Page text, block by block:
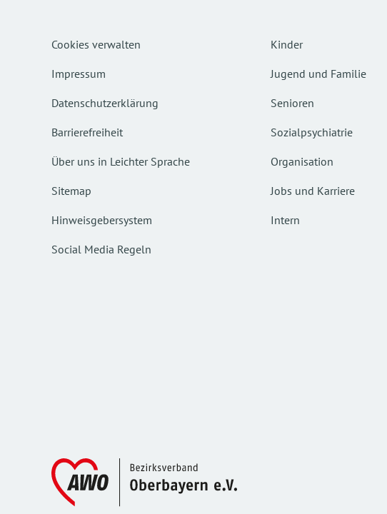
Cookies verwalten
Impressum
Datenschutzerklärung
Barrierefreiheit
Über uns in Leichter Sprache
Sitemap
Hinweisgebersystem
Social Media Regeln
Kinder
Jugend und Familie
Senioren
Sozialpsychiatrie
Organisation
Jobs und Karriere
Intern